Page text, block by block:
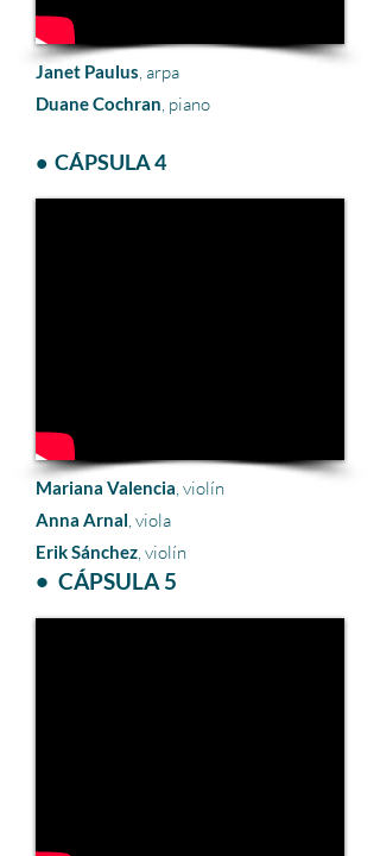
Janet Paulus, arpa
Duane Cochran, piano
• CÁPSULA 4
Mariana Valencia, violín
Anna Arnal, viola
Erik Sánchez, violín
• CÁPSULA 5